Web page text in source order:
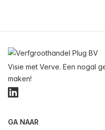
Visie met Verve. Een nogal
maken!
LinkedIn
GA NAAR